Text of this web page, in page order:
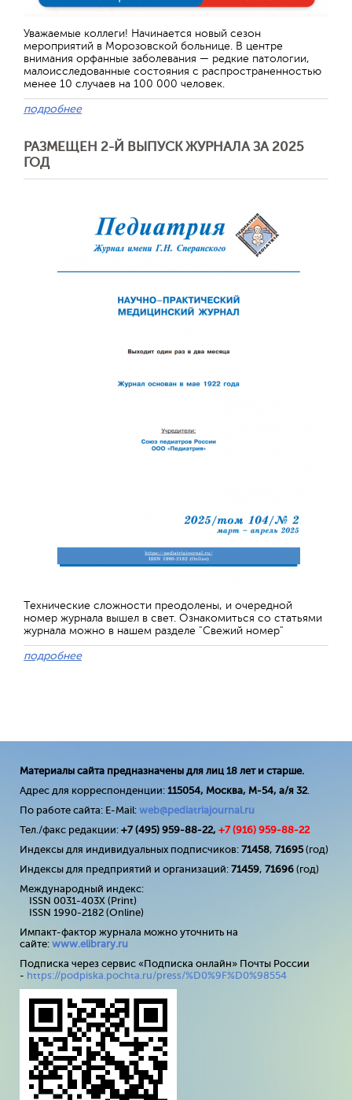
Уважаемые коллеги! Начинается новый сезон
мероприятий в Морозовской больнице. В центре
внимания орфанные заболевания — редкие патологии,
малоисследованные состояния с распространенностью
менее 10 случаев на 100 000 человек.
подробнее
РАЗМЕЩЕН 2-Й ВЫПУСК ЖУРНАЛА ЗА 2025
ГОД
Технические сложности преодолены, и очередной
номер журнала вышел в свет. Ознакомиться со статьями
журнала можно в нашем разделе "Свежий номер"
подробнее
Материалы сайта предназначены для лиц 18 лет и старше.
Адрес для корреспонденции: 115054, Москва, М-54, а/я 32.
По работе сайта: E-Mail: web@pediatriajournal.ru
Тел./факс редакции: +7 (495) 959-88-22, +7 (916) 959-88-22
Индексы для индивидуальных подписчиков: 71458, 71695(год)
Индексы для предприятий и организаций: 71459, 71696 (год)
Международный индекс:
ISSN 0031-403X (Print)
ISSN 1990-2182 (Online)
Импакт-фактор журнала можно уточнить на
сайте: www.elibrary.ru
Подписка через сервис «Подписка онлайн» Почты России
- https://podpiska.pochta.ru/press/%D0%9F%D0%98554